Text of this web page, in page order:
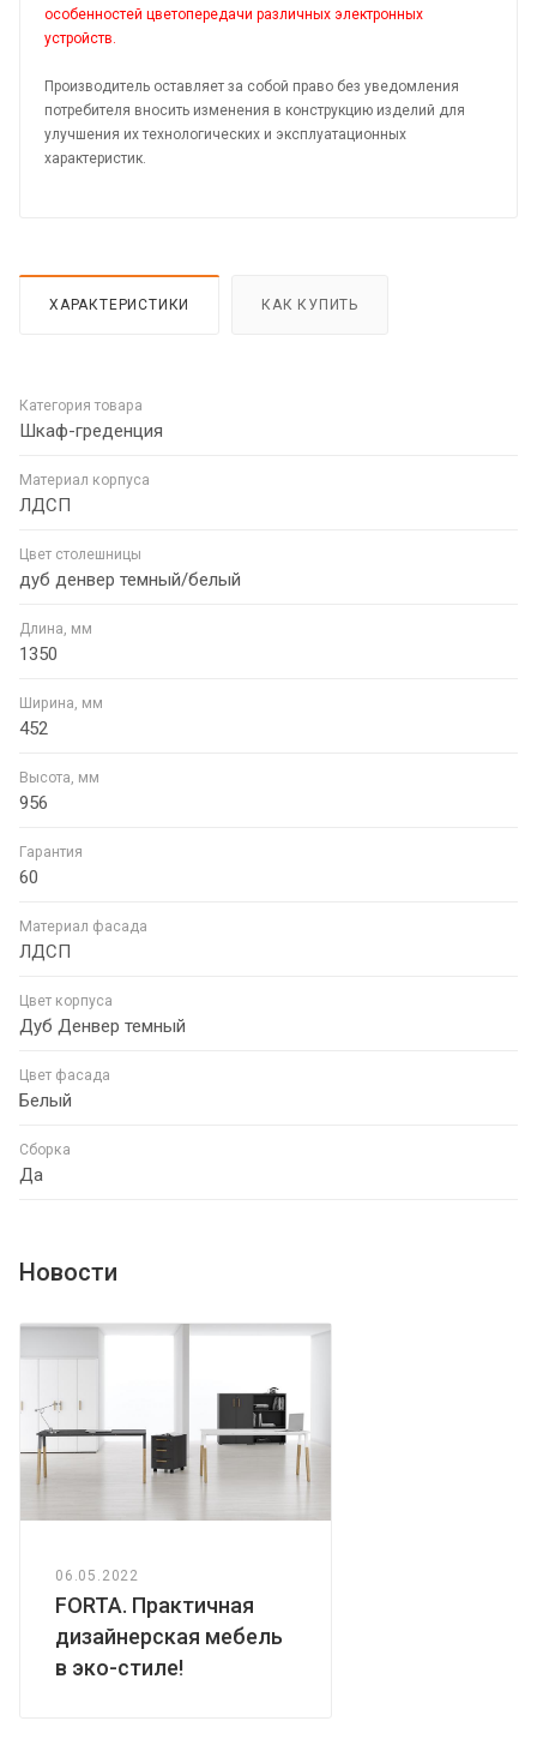
особенностей цветопередачи различных электронных
устройств.
Производитель оставляет за собой право без уведомления
потребителя вносить изменения в конструкцию изделий для
улучшения их технологических и эксплуатационных
характеристик.
ХАРАКТЕРИСТИКИ КАК КУПИТЬ
Категория товара
Шкаф-греденция
Материал корпуса
ЛДСП
Цвет столешницы
дуб денвер темный/белый
Длина, мм
1350
Ширина, мм
452
Высота, мм
956
Гарантия
60
Материал фасада
ЛДСП
Цвет корпуса
Дуб Денвер темный
Цвет фасада
Белый
Сборка
Да
Новости
06.05.2022
FORTA. Практичная
дизайнерская мебель
в эко-стиле!